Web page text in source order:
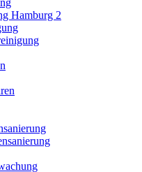
Hamburg 2